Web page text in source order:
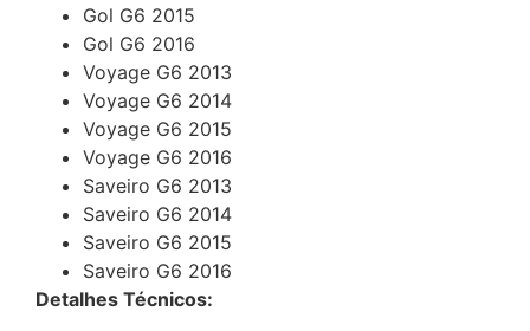
Gol G6 2015
Gol G6 2016
Voyage G6 2013
Voyage G6 2014
Voyage G6 2015
Voyage G6 2016
Saveiro G6 2013
Saveiro G6 2014
Saveiro G6 2015
Saveiro G6 2016
Detalhes Técnicos: